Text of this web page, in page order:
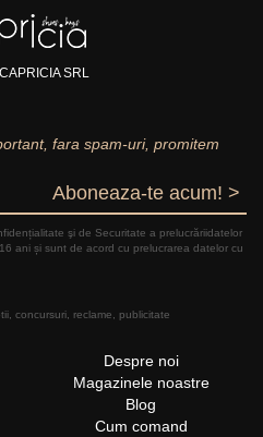
SRL
fara spam-uri, promitem
Aboneaza-te acum! >
şi de Securitate a prelucrăriidatelor
ani și sunt de acord cu prelucrarea datelor cu
concursuri, reclame, publicitate
Despre noi
Magazinele noastre
Blog
Cum comand